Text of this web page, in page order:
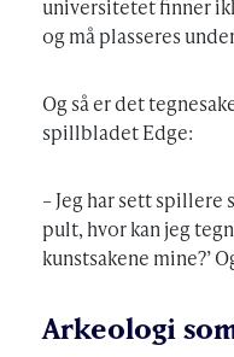
universitetet finner
og må plasseres
Og så er det
spillbladet Edge:
– Jeg har sett spillere
pult, hvor kan jeg
kunstsakene mine?’
Arkeologi